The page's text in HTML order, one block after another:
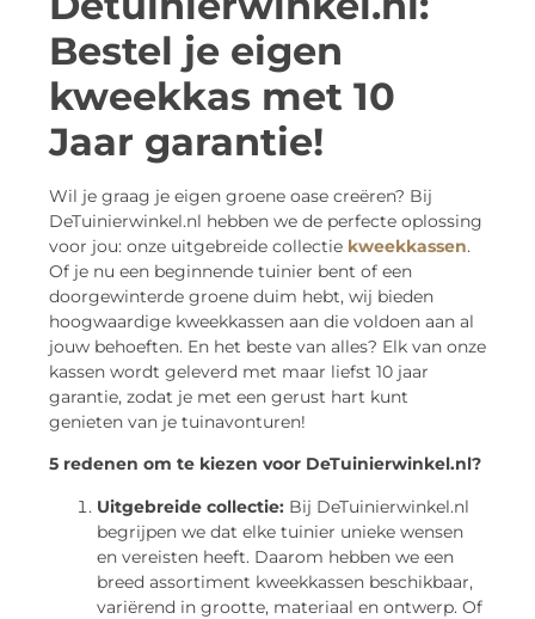
Bestel je eigen
kweekkas met 10
Jaar garantie!
Wil je graag je eigen groene oase creëren? Bij
DeTuinierwinkel.nl hebben we de perfecte oplossing
voor jou: onze uitgebreide collectie kweekkassen.
Of je nu een beginnende tuinier bent of een
doorgewinterde groene duim hebt, wij bieden
hoogwaardige kweekkassen aan die voldoen aan al
jouw behoeften. En het beste van alles? Elk van onze
kassen wordt geleverd met maar liefst 10 jaar
garantie, zodat je met een gerust hart kunt
genieten van je tuinavonturen!
5 redenen om te kiezen voor DeTuinierwinkel.nl?
Uitgebreide collectie: Bij DeTuinierwinkel.nl
begrijpen we dat elke tuinier unieke wensen
en vereisten heeft. Daarom hebben we een
breed assortiment kweekkassen beschikbaar,
variërend in grootte, materiaal en ontwerp. Of